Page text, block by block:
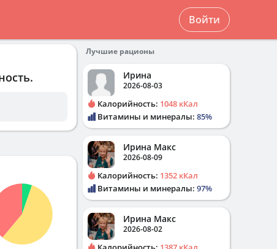
Войти
Лучшие рационы
Ирина
2026-08-03
Калорийность: 1048 кКал
Витамины и минералы: 85%
Ирина Макс
2026-08-09
Калорийность: 1352 кКал
Витамины и минералы: 97%
Ирина Макс
2026-08-02